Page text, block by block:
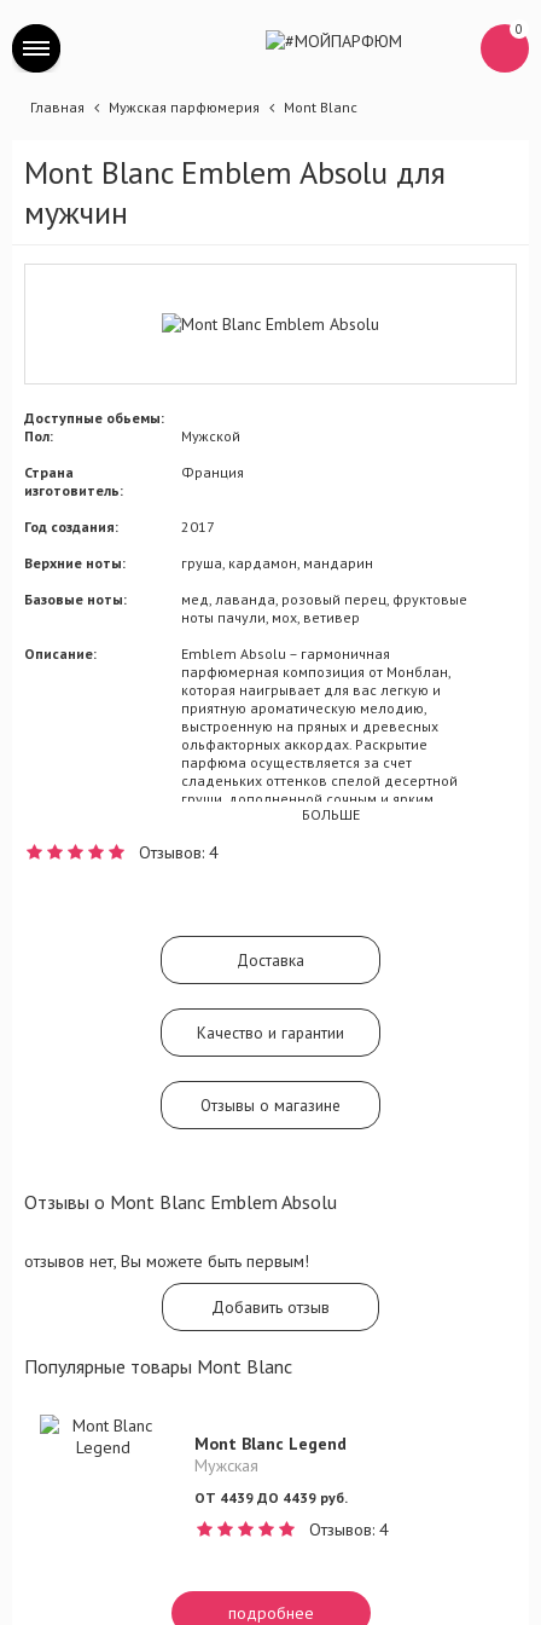
0
Главная Мужская парфюмерия Mont Blanc
Mont Blanc Emblem Absolu для
мужчин
Доступные обьемы:
Пол:
Мужской
Страна
изготовитель:
Франция
Год создания:
2017
Верхние ноты:
груша, кардамон, мандарин
Базовые ноты:
мед, лаванда, розовый перец, фруктовые
ноты пачули, мох, ветивер
Описание:
Emblem Absolu – гармоничная
парфюмерная композиция от Монблан,
которая наигрывает для вас легкую и
приятную ароматическую мелодию,
выстроенную на пряных и древесных
ольфакторных аккордах. Раскрытие
парфюма осуществляется за счет
сладеньких оттенков спелой десертной
груши, дополненной сочным и ярким
мотивом бодрящего мандарина. Этот
продолжится очаровательным аккордом
присутствием в парфюме активной нотки
меда, открывающего путь к шлейфовому
завершению из аккордов пачули, мха и
БОЛЬШЕ
Отзывов: 4
Доставка
Качество и гарантии
Отзывы о магазине
Отзывы о Mont Blanc Emblem Absolu
отзывов нет, Вы можете быть первым!
Добавить отзыв
Популярные товары Mont Blanc
Mont Blanc Legend
Мужская
ОТ 4439 ДО 4439 руб.
Отзывов: 4
подробнее